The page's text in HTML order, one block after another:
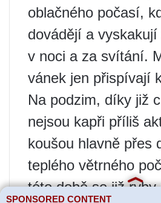
oblačného počasí,
dovádějí a
v noci a za svítání.
vánek jen přispívají
Na podzim, díky již
nejsou kapři příliš
koušou hlavně přes
teplého větrného
této době se již
SPONSORED CONTENT